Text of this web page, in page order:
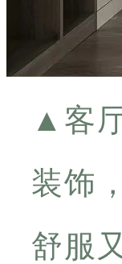
▲ 客
装饰
舒服